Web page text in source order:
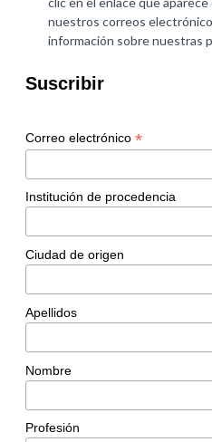
Suscribir
Correo electrónico *
Institución de procedencia
Ciudad de origen
Apellidos
Nombre
Profesión